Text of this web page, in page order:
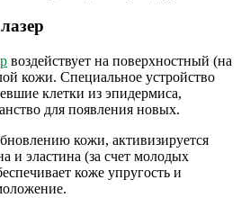
воздействует на поверхностный (на
кожи. Специальное устройство
клетки из эпидермиса,
для появления новых.
кожи, активизируется
и эластина (за счет молодых
коже упругость и